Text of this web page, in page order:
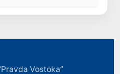
Vostoka”